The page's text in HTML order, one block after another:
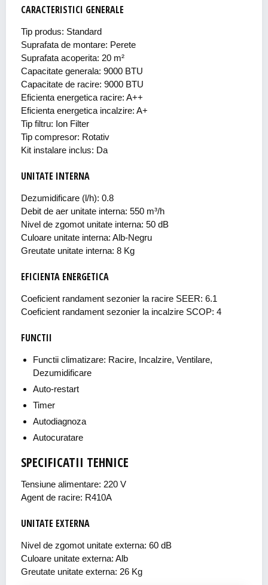
CARACTERISTICI GENERALE
Tip produs: Standard
Suprafata de montare: Perete
Suprafata acoperita: 20 m²
Capacitate generala: 9000 BTU
Capacitate de racire: 9000 BTU
Eficienta energetica racire: A++
Eficienta energetica incalzire: A+
Tip filtru: Ion Filter
Tip compresor: Rotativ
Kit instalare inclus: Da
UNITATE INTERNA
Dezumidificare (l/h): 0.8
Debit de aer unitate interna: 550 m³/h
Nivel de zgomot unitate interna: 50 dB
Culoare unitate interna: Alb-Negru
Greutate unitate interna: 8 Kg
EFICIENTA ENERGETICA
Coeficient randament sezonier la racire SEER: 6.1
Coeficient randament sezonier la incalzire SCOP: 4
FUNCTII
Functii climatizare: Racire, Incalzire, Ventilare,
Dezumidificare
Auto-restart
Timer
Autodiagnoza
Autocuratare
SPECIFICATII TEHNICE
Tensiune alimentare: 220 V
Agent de racire: R410A
UNITATE EXTERNA
Nivel de zgomot unitate externa: 60 dB
Culoare unitate externa: Alb
Greutate unitate externa: 26 Kg